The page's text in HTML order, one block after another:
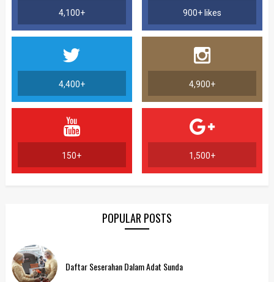
4,100+ 900+ likes
4,400+ 4,900+
150+ 1,500+
POPULAR POSTS
Daftar Seserahan Dalam Adat Sunda